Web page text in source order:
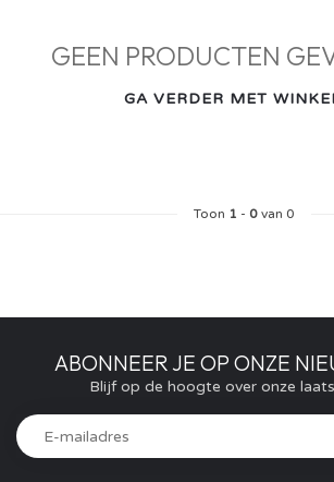
GEEN PRODUCTEN
GA VERDER MET
Toon 1 - 0van 0
ABONNEER JE OP ONZE
Blijf op de hoogte over onze